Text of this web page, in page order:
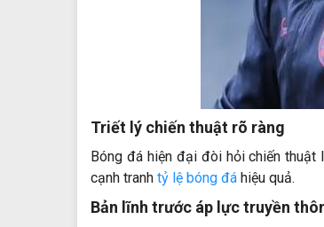
Triết lý chiến thuật rõ ràng
Bóng đá hiện đại đòi hỏi chiến
cạnh tranh tỷ lệ bóng đá hiệu quả.
Bản lĩnh trước áp lực truyền